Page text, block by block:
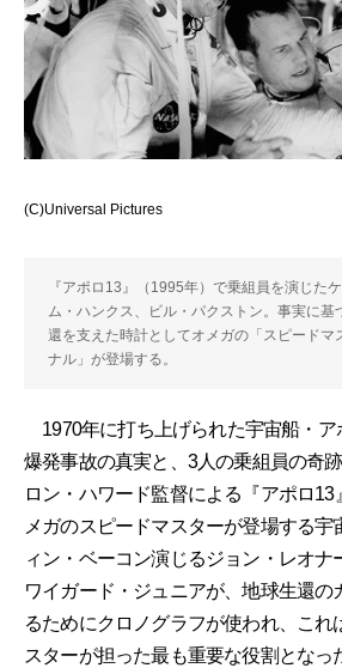
(C)Universal Pictures
『アポロ13』（1995年）で乗組員を演じた
ム・ハンクス、ビル・パクストン。事実に基
還を支えた時計としてオメガの「スピードマ
ナル」が登場する。
1970年に打ち上げられた宇宙船・ア
爆発事故の真実と、3人の乗組員の奇
ロン・ハワード監督による『アポロ
メガのスピードマスターが登場する宇
ィン・ベーコン演じるジョン・レオナ
ワイガード・ジュニアが、地球生還の
るためにクロノグラフが使われ、これ
スターが担った最も重要な役割となっ